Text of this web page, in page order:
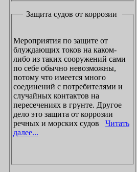
Защита судов от коррозии
Мероприятия по защите от
блуждающих токов на каком-
либо из таких сооружений сами
по себе обычно невозможны,
потому что имеется много
соединений с потребителями и
случайных контактов на
пересечениях в грунте. Другое
дело это защита от коррозии
речных и морских судов Читать
далее...